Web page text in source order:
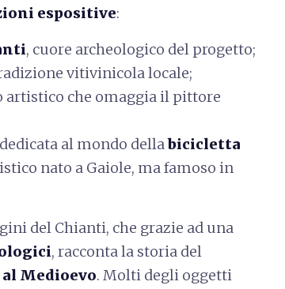
espositive:
, cuore archeologico del progetto;
vitivinicola locale;
artistico che omaggia il pittore
al mondo dellabicicletta
nato a Gaiole, ma famoso in
del Chianti, che grazie ad una
, racconta la storia del
al Medioevo. Molti degli oggetti